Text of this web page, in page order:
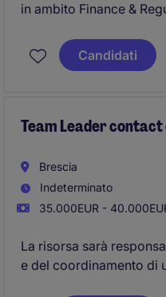
in ambito Finance &
un/a
Addetto/a
Candidati
Team Leader
Brescia
Indeterminato
35.000EUR -
La risorsa sarà
e del coordinamento di